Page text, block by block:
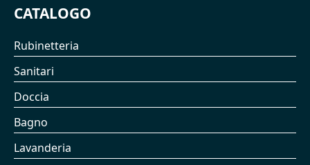
CATALOGO
Rubinetteria
Sanitari
Doccia
Bagno
Lavanderia